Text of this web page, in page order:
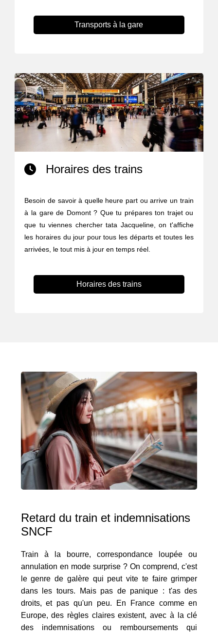
Transports à la gare
Horaires des trains
Besoin de savoir à quelle heure part ou arrive un train
à la gare de Domont ? Que tu prépares ton trajet ou
que tu viennes chercher tata Jacqueline, on t'affiche
les horaires du jour pour tous les départs et toutes les
arrivées, le tout mis à jour en temps réel.
Horaires des trains
Retard du train et indemnisations
SNCF
Train à la bourre, correspondance loupée ou
annulation en mode surprise ? On comprend, c'est
le genre de galère qui peut vite te faire grimper
dans les tours. Mais pas de panique : t'as des
droits, et pas qu'un peu. En France comme en
Europe, des règles claires existent, avec à la clé
des indemnisations ou remboursements qui